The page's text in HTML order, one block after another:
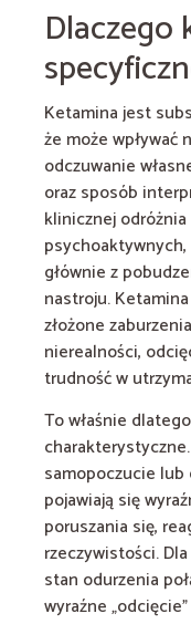
Ketamina jest
że może wpływać
odczuwanie
oraz sposób
klinicznej
głównie z
nastroju.
złożone
nierealności,
trudność w
To właśnie
samopoczucie lub
pojawiają się
poruszania się,
rzeczywistości.
stan odurzenia
wyraźne